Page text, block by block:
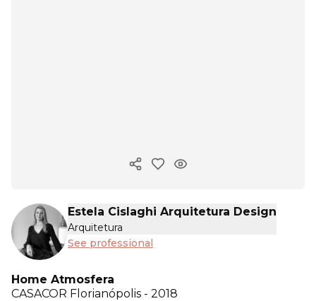
Copy ink
Estela Cislaghi Arquitetura Design
Arquitetura
See professional
Home Atmosfera
CASACOR Florianópolis - 2018